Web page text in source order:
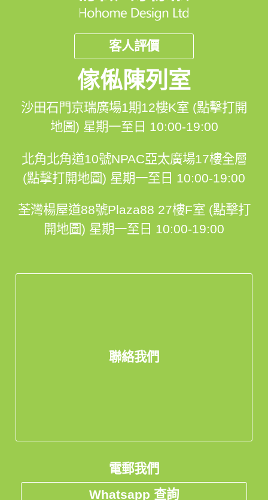
客人評價
傢俬陳列室
沙田石門京瑞廣場1期12樓K室 (點擊打開
地圖) 星期一至日 10:00-19:00
北角北角道10號NPAC亞太廣場17樓全層
(點擊打開地圖) 星期一至日 10:00-19:00
荃灣楊屋道88號Plaza88 27樓F室 (點擊打
開地圖) 星期一至日 10:00-19:00
聯絡我們
電郵我們
Whatsapp 查詢